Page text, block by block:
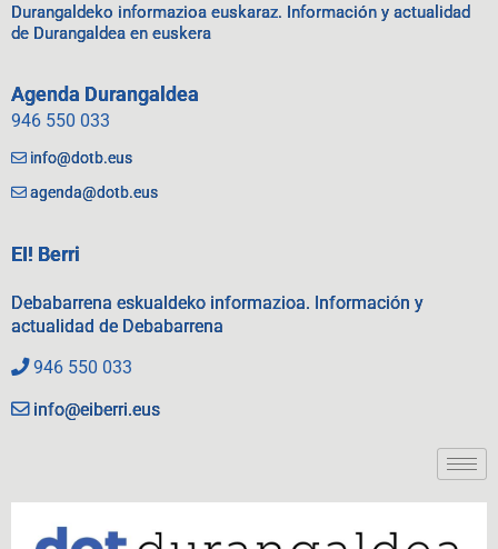
Durangaldeko informazioa euskaraz. Información y actualidad
de Durangaldea en euskera
Agenda Durangaldea
946 550 033
info@dotb.eus
agenda@dotb.eus
EI! Berri
Debabarrena eskualdeko informazioa. Información y
actualidad de Debabarrena
946 550 033
info@eiberri.eus